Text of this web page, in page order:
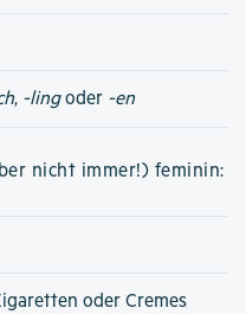
, -lingoder -en
nicht immer!) feminin:
oder Cremes